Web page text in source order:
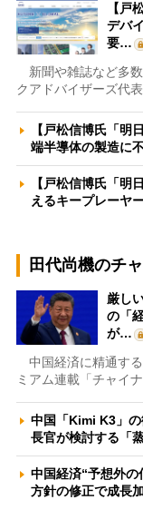
【戸
デバ
要…
新聞や雑誌など多
クアドバイザーズ代
【戸松信博氏「明
端半導体の製造に
【戸松信博氏「明
えるキープレー
田代尚機のチ
厳し
の「
が…
中国経済に精通す
ミアム連載「チャイ
中国「Kimi K3」
長官が検討する「
中国経済“予想外
方針の修正で成長